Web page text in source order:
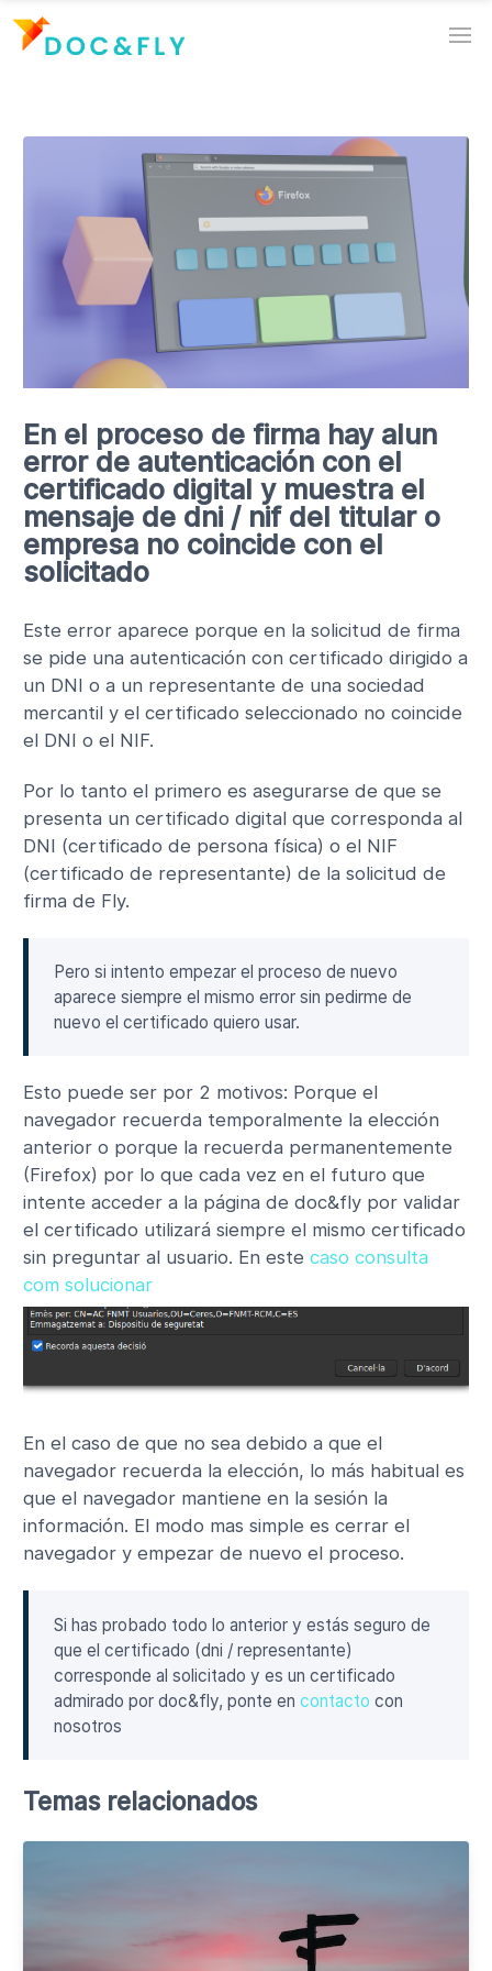
En el proceso de firma hay alun
error de autenticación con el
certificado digital y muestra el
mensaje de dni / nif del titular o
empresa no coincide con el
solicitado
Este error aparece porque en la solicitud de firma
se pide una autenticación con certificado dirigido a
un DNI o a un representante de una sociedad
mercantil y el certificado seleccionado no coincide
el DNI o el NIF.
Por lo tanto el primero es asegurarse de que se
presenta un certificado digital que corresponda al
DNI (certificado de persona física) o el NIF
(certificado de representante) de la solicitud de
firma de Fly.
Pero si intento empezar el proceso de nuevo
aparece siempre el mismo error sin pedirme de
nuevo el certificado quiero usar.
Esto puede ser por 2 motivos: Porque el
navegador recuerda temporalmente la elección
anterior o porque la recuerda permanentemente
(Firefox) por lo que cada vez en el futuro que
intente acceder a la página de doc&fly por validar
el certificado utilizará siempre el mismo certificado
sin preguntar al usuario. En este caso consulta
com solucionar
En el caso de que no sea debido a que el
navegador recuerda la elección, lo más habitual es
que el navegador mantiene en la sesión la
información. El modo mas simple es cerrar el
navegador y empezar de nuevo el proceso.
Si has probado todo lo anterior y estás seguro de
que el certificado (dni / representante)
corresponde al solicitado y es un certificado
admirado por doc&fly, ponte encontacto con
nosotros
Temas relacionados